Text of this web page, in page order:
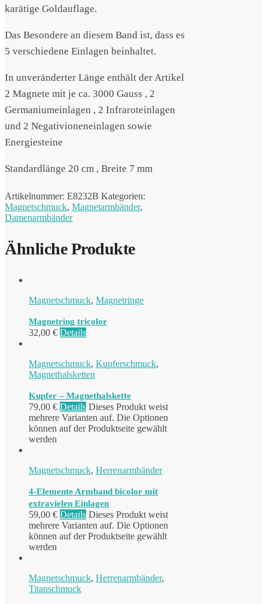
karätige Goldauflage.
Das Besondere an diesem Band ist, dass es
5 verschiedene Einlagen beinhaltet.
In unveränderter Länge enthält der Artikel
2 Magnete mit je ca. 3000 Gauss , 2
Germaniumeinlagen , 2 Infraroteinlagen
und 2 Negativioneneinlagen sowie
Energiesteine
Standardlänge 20 cm , Breite 7 mm
Artikelnummer: E8232B Kategorien:
Magnetschmuck, Magnetarmbänder,
Damenarmbänder
Ähnliche Produkte
Magnetschmuck, Magnetringe
Magnetring tricolor
32,00 € Details
Magnetschmuck, Kupferschmuck,
Magnethalsketten
Kupfer – Magnethalskette
79,00 € Details Dieses Produkt weist
mehrere Varianten auf. Die Optionen
können auf der Produktseite gewählt
werden
Magnetschmuck, Herrenarmbänder
4-Elemente Armband bicolor mit
extravielen Einlagen
59,00 € Details Dieses Produkt weist
mehrere Varianten auf. Die Optionen
können auf der Produktseite gewählt
werden
Magnetschmuck, Herrenarmbänder,
Titanschmuck